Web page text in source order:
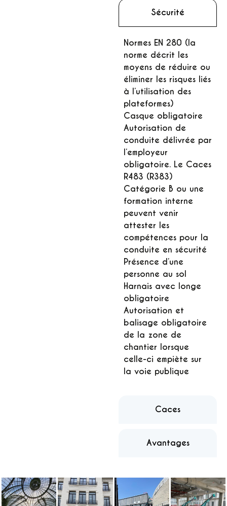
Sécurité
Caces
Avantages
Normes EN 280 (la
norme décrit les
moyens de réduire ou
éliminer les risques liés
à l’utilisation des
plateformes)
Casque obligatoire
Autorisation de
conduite délivrée par
l’employeur
obligatoire. Le Caces
R483 (R383)
Catégorie B ou une
formation interne
peuvent venir
attester les
compétences pour la
conduite en sécurité
Présence d’une
personne au sol
Harnais avec longe
obligatoire
Autorisation et
balisage obligatoire
de la zone de
chantier lorsque
celle-ci empiète sur
la voie publique